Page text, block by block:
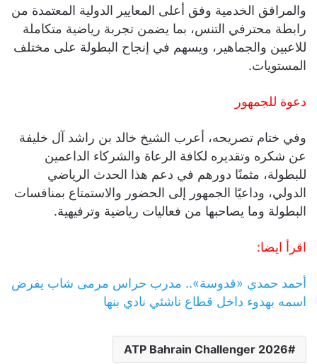
والمرافق الخدمية وفق أعلى المعايير الدولية المعتمدة من
رابطة محترفي التنس، بما يضمن تجربة رياضية متكاملة
للاعبين والجماهير، ويسهم في إنجاح البطولة على مختلف
المستويات.
دعوة للجمهور
وفي ختام تصريحه، أعرب الشيخ خالد بن راشد آل خليفة
عن شكره وتقديره لكافة الرعاة والشركاء الداعمين
للبطولة، مثمنًا دورهم في دعم هذا الحدث الرياضي
الدولي، وداعيًا الجمهور إلى الحضور والاستمتاع بمنافسات
البطولة وما يصاحبها من فعاليات رياضية وترفيهية.
اقرأ ايضا:
أحمد حمدي «قدوسة».. مدرب حراس مرمى شاب يفرض
اسمه بهدوء داخل قطاع ناشئي نادي بنها
ATP Bahrain Challenger 2026